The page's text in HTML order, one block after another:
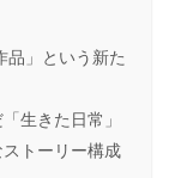
」という新た
生きた日常」
トーリー構成